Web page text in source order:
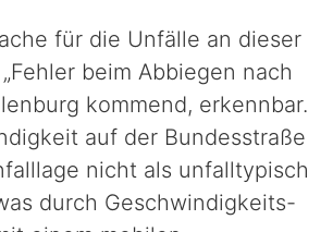
und Co.
für die Unfälle an dieser
beim Abbiegen nach
kommend, erkennbar.
auf der Bundesstraße
nicht als unfalltypisch
durch Geschwindigkeits-